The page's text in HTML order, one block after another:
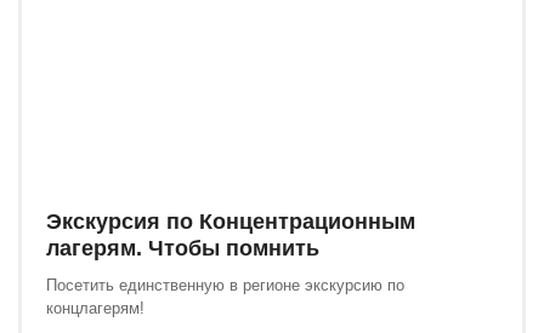
Экскурсия по Концентрационным
лагерям. Чтобы помнить
Посетить единственную в регионе экскурсию по
концлагерям!